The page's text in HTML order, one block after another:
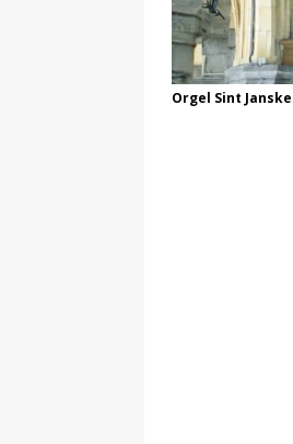
Orgel Sint